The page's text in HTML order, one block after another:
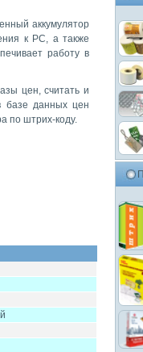
аккумулятор
к PC, а также
работу в
цен, считать и
базе данных цен
по штрих-коду.